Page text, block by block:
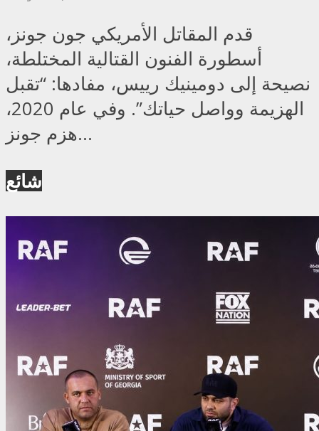
قدم المقاتل الأمريكي جون جونز،
أسطورة الفنون القتالية المختلطة،
نصيحة إلى دومينيك رييس، مفادها: “تقبل
الهزيمة وواصل حياتك”. وفي عام 2020،
هزم جونز...
شائع